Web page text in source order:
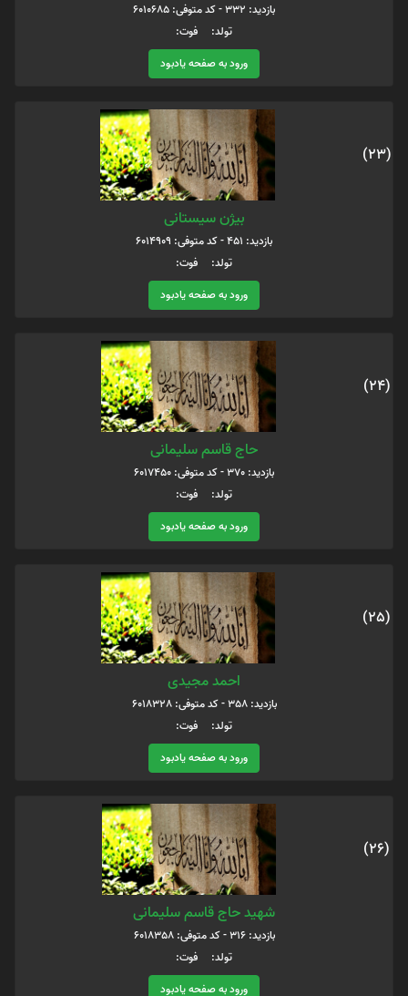
بازدید: 332 - کد متوفی: 6010685
تولد: فوت:
ورود به صفحه یادبود
(23)
بیژن سیستانی
بازدید: 451 - کد متوفی: 6014909
تولد: فوت:
ورود به صفحه یادبود
(24)
حاج قاسم سلیمانی
بازدید: 370 - کد متوفی: 6017450
تولد: فوت:
ورود به صفحه یادبود
(25)
احمد مجیدی
بازدید: 358 - کد متوفی: 6018328
تولد: فوت:
ورود به صفحه یادبود
(26)
شهید حاج قاسم سلیمانی
بازدید: 316 - کد متوفی: 6018358
تولد: فوت:
ورود به صفحه یادبود